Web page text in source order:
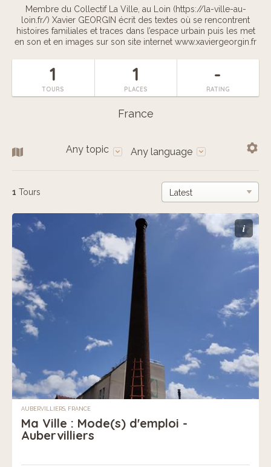
Membre du Collectif La Ville, au Loin (https://la-ville-au-
loin.fr/) Xavier GEORGIN écrit des textes où se rencontrent
histoires familiales et traces dans l’espace urbain puis les met
en son et en images sur son site internet www.xaviergeorgin.fr
1
TOURS
1
PLACES
-
RATING
France
Any topic Any language
1 Tours
i
AUBERVILLIERS, FRANCE
Ma Ville : Mode(s) d'emploi -
Aubervilliers